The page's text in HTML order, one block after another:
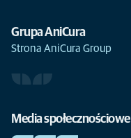
Grupa AniCura
Strona AniCura Group
Media społecznościowe